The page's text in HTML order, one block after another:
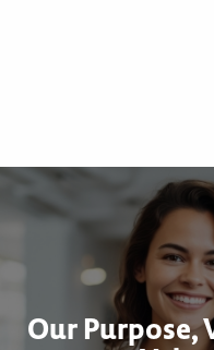
Our Purpose,